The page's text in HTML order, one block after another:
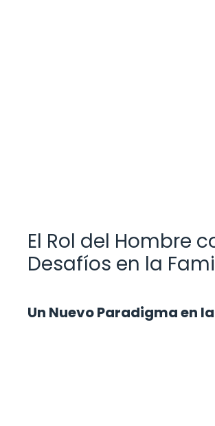
El Rol del Hombre
Desafíos en la
Un Nuevo Paradigma en